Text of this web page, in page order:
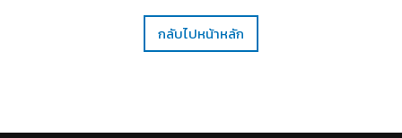
กลับไปหน้าหลัก